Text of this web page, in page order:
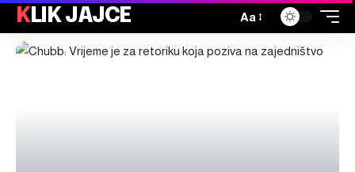
KLIK JAJCE Aa